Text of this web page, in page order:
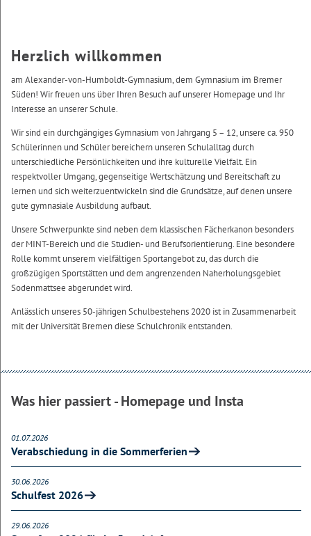
Herzlich willkommen
am Alexander-von-Humboldt-Gymnasium, dem Gymnasium im Bremer
Süden! Wir freuen uns über Ihren Besuch auf unserer Homepage und Ihr
Interesse an unserer Schule.
Wir sind ein durchgängiges Gymnasium von Jahrgang 5 – 12, unsere ca. 950
Schülerinnen und Schüler bereichern unseren Schulalltag durch
unterschiedliche Persönlichkeiten und ihre kulturelle Vielfalt. Ein
respektvoller Umgang, gegenseitige Wertschätzung und Bereitschaft zu
lernen und sich weiterzuentwickeln sind die Grundsätze, auf denen unsere
gute gymnasiale Ausbildung aufbaut.
Unsere Schwerpunkte sind neben dem klassischen Fächerkanon besonders
der MINT-Bereich und die Studien- und Berufsorientierung. Eine besondere
Rolle kommt unserem vielfältigen Sportangebot zu, das durch die
großzügigen Sportstätten und dem angrenzenden Naherholungsgebiet
Sodenmattsee abgerundet wird.
Anlässlich unseres 50-jährigen Schulbestehens 2020 ist in Zusammenarbeit
mit der Universität Bremen diese Schulchronik entstanden.
Was hier passiert - Homepage und Insta
01.07.2026
Verabschiedung in die Sommerferien
30.06.2026
Schulfest 2026
29.06.2026